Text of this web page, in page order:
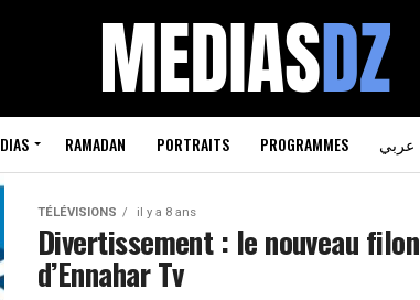
RAMADAN PORTRAITS PROGRAMMES عربي
TÉLÉVISIONS il y a 8 ans
Divertissement : le nouveau filon
d’Ennahar Tv